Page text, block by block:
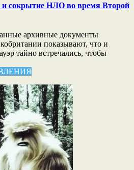
и сокрытие НЛО во время Второй
архивные документы
показывают, что и
тайно встречались, чтобы